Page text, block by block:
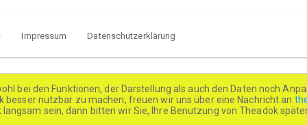
Impressum Datenschutzerklärung
bei den Funktionen, der Darstellung als auch den Daten noch
besser nutzbar zu machen, freuen wir uns über eine Nachricht an
sein, dann bitten wir Sie, Ihre Benutzung von Theadok